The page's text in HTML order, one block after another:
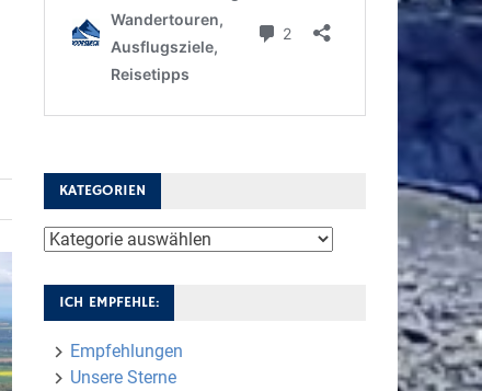
KATEGORIEN
Kategorien
ICH EMPFEHLE:
Empfehlungen
Unsere Sterne